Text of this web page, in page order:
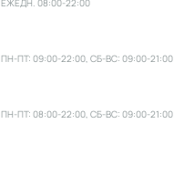
ЕЖЕДН. 08:00-22:00
ПН-ПТ: 09:00-22:00, СБ-ВС: 09:00-21:00
ПН-ПТ: 08:00-22:00, СБ-ВС: 09:00-21:00